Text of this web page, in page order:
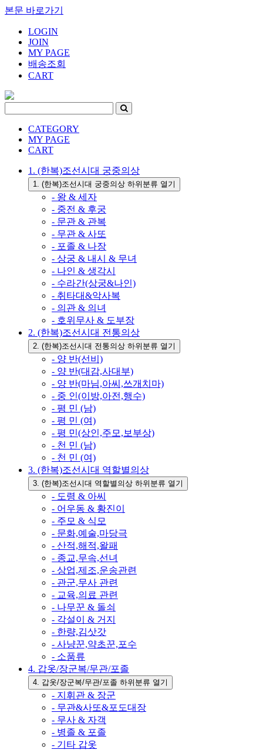
본문 바로가기
LOGIN
JOIN
MY PAGE
배송조회
CART
CATEGORY
MY PAGE
CART
1. (한복)조선시대 궁중의상
1. (한복)조선시대 궁중의상 하위분류 열기
- 왕 & 세자
- 중전 & 후궁
- 문관 & 관복
- 무관 & 사또
- 포졸 & 나장
- 상궁 & 내시 & 무녀
- 나인 & 생각시
- 수라간(상궁&나인)
- 취타대&악사복
- 의관 & 의녀
- 호위무사 & 도부장
2. (한복)조선시대 전통의상
2. (한복)조선시대 전통의상 하위분류 열기
- 양 반(선비)
- 양 반(대감,사대부)
- 양 반(마님,아씨,쓰개치마)
- 중 인(이방,아전,행수)
- 평 민 (남)
- 평 민 (여)
- 평 민(상인,주모,보부상)
- 천 민 (남)
- 천 민 (여)
3. (한복)조선시대 역할별의상
3. (한복)조선시대 역할별의상 하위분류 열기
- 도령 & 아씨
- 어우동 & 황진이
- 주모 & 식모
- 문화,예술,마당극
- 산적,해적,왈패
- 종교,무속,선녀
- 상업,제조,운송관련
- 관군,무사 관련
- 교육,의료 관련
- 나무꾼 & 돌쇠
- 각설이 & 거지
- 한량,김삿갓
- 사냥꾼,약초꾼,포수
- 소품류
4. 갑옷/장군복/무관/포졸
4. 갑옷/장군복/무관/포졸 하위분류 열기
- 지휘관 & 장군
- 무관&사또&포도대장
- 무사 & 자객
- 병졸 & 포졸
- 기타 갑옷